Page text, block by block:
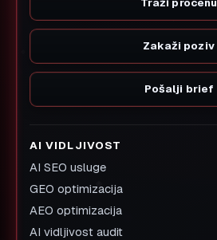
Zakaži poziv
Pošalji brief
AI VIDLJIVOST
AI SEO usluge
GEO optimizacija
AEO optimizacija
AI vidljivost audit